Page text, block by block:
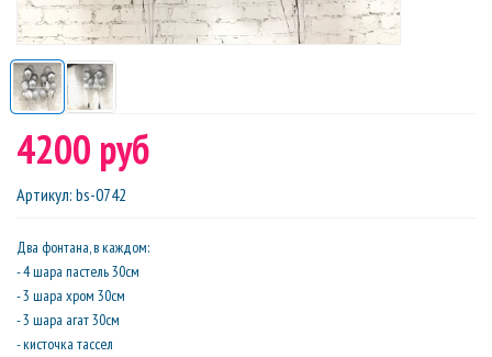
4200 руб
Артикул: bs-0742
Два фонтана, в каждом:
- 4 шара пастель 30см
- 3 шара хром 30см
- 3 шара агат 30см
- кисточка тассел